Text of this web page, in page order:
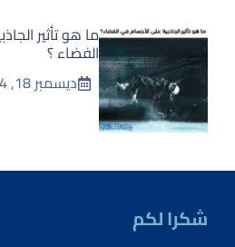
ما هو تأثير
الفضاء ؟
ديسمبر 18, 2024
شكرا لكم